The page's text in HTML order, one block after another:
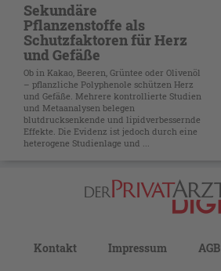
Sekundäre
Pflanzenstoffe als
Schutzfaktoren für Herz
und Gefäße
Ob in Kakao, Beeren, Grüntee oder Olivenöl
– pflanzliche Polyphenole schützen Herz
und Gefäße. Mehrere kontrollierte Studien
und Metaanalysen belegen
blutdrucksenkende und lipidverbessernde
Effekte. Die Evidenz ist jedoch durch eine
heterogene Studienlage und ...
Kontakt Impressum AGB